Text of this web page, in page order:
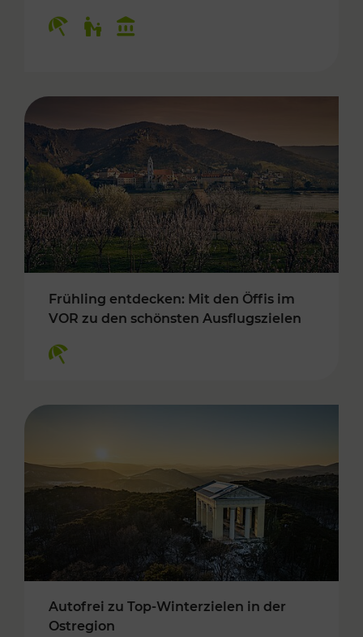
Frühling entdecken: Mit den Öffis im
VOR zu den schönsten Ausflugszielen
Autofrei zu Top-Winterzielen in der
Ostregion